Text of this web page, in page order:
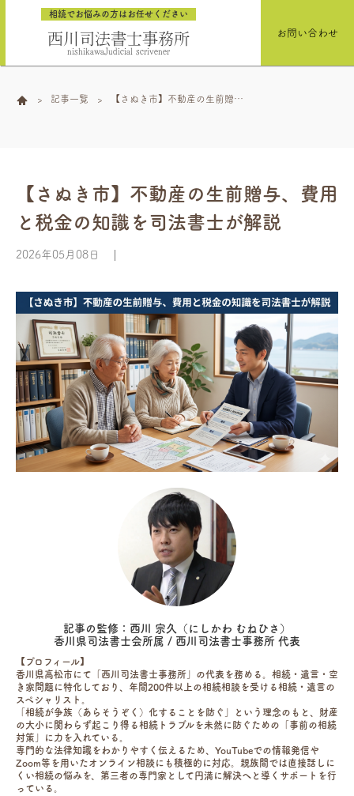
相続でお悩みの方はお任せください
西川司法書士事務所
nishikawaJudicial scrivener
お問い合わせ
記事一覧
【さぬき市】不動産の生前贈
【さぬき市】不動産の生前贈与、費用
と税金の知識を司法書士が解説
2026年05月08日
記事の監修：西川 宗久（にしかわ むねひさ）
香川県司法書士会所属 / 西川司法書士事務所 代表
【プロフィール】
香川県高松市にて「西川司法書士事務所」の代表を務める。相続・遺言・空
き家問題に特化しており、年間200件以上の相続相談を受ける相続・遺言の
スペシャリスト。
「相続が争族（あらそうぞく）化することを防ぐ」という理念のもと、財産
の大小に関わらず起こり得る相続トラブルを未然に防ぐための「事前の相続
対策」に力を入れている。
専門的な法律知識をわかりやすく伝えるため、YouTubeでの情報発信や
Zoom等を用いたオンライン相談にも積極的に対応。親族間では直接話しに
くい相続の悩みを、第三者の専門家として円満に解決へと導くサポートを行
っている。